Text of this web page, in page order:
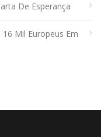
De Esperança
Mil Europeus Em